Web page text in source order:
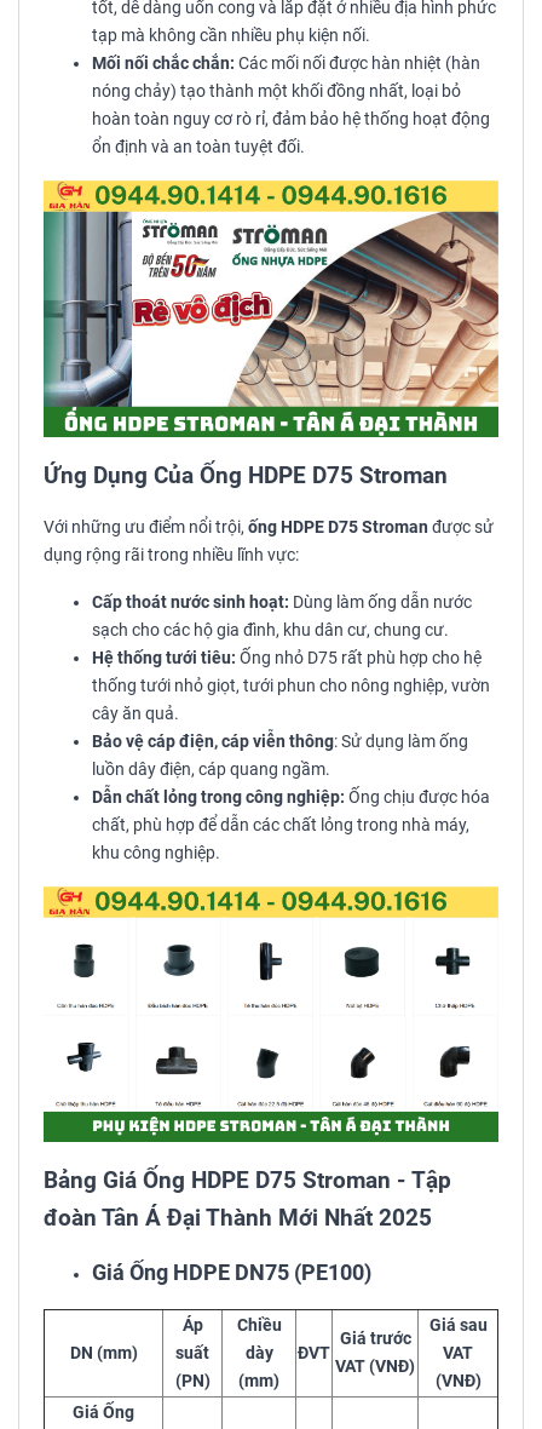
tốt, dễ dàng uốn cong và lắp đặt ở nhiều địa hình phức
tạp mà không cần nhiều phụ kiện nối.
Mối nối chắc chắn: Các mối nối được hàn nhiệt (hàn
nóng chảy) tạo thành một khối đồng nhất, loại bỏ
hoàn toàn nguy cơ rò rỉ, đảm bảo hệ thống hoạt động
ổn định và an toàn tuyệt đối.
Ứng Dụng Của Ống HDPE D75 Stroman
Với những ưu điểm nổi trội, ống HDPE D75 Stroman được sử
dụng rộng rãi trong nhiều lĩnh vực:
Cấp thoát nước sinh hoạt: Dùng làm ống dẫn nước
sạch cho các hộ gia đình, khu dân cư, chung cư.
Hệ thống tưới tiêu: Ống nhỏ D75 rất phù hợp cho hệ
thống tưới nhỏ giọt, tưới phun cho nông nghiệp, vườn
cây ăn quả.
Bảo vệ cáp điện, cáp viễn thông: Sử dụng làm ống
luồn dây điện, cáp quang ngầm.
Dẫn chất lỏng trong công nghiệp: Ống chịu được hóa
chất, phù hợp để dẫn các chất lỏng trong nhà máy,
khu công nghiệp.
Bảng Giá Ống HDPE D75 Stroman - Tập
đoàn Tân Á Đại Thành Mới Nhất 2025
Giá Ống HDPE DN75 (PE100)
DN (mm)
Áp
suất
(PN)
Chiều
dày
(mm)
ĐVT
Giá trước
VAT (VNĐ)
Giá sau
VAT
(VNĐ)
Giá Ống